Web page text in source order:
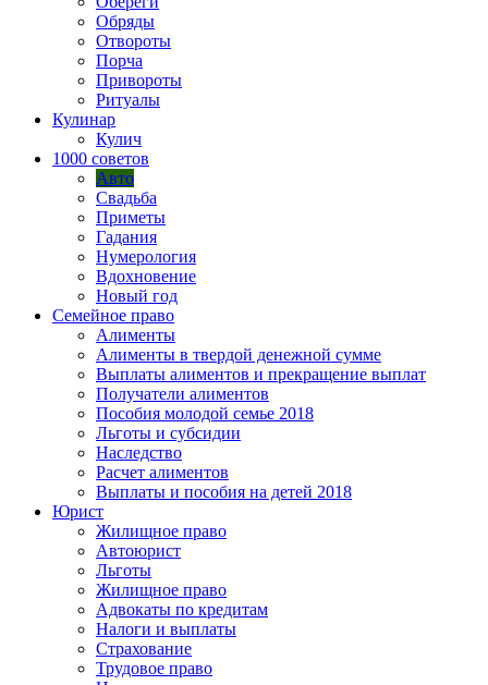
Обряды
Отвороты
Порча
Привороты
Ритуалы
Кулинар
Кулич
1000 советов
Авто
Свадьба
Приметы
Гадания
Нумерология
Вдохновение
Новый год
Семейное право
Алименты
Алименты в твердой денежной сумме
Выплаты алиментов и прекращение выплат
Получатели алиментов
Пособия молодой семье 2018
Льготы и субсидии
Наследство
Расчет алиментов
Выплаты и пособия на детей 2018
Юрист
Жилищное право
Автоюрист
Льготы
Жилищное право
Адвокаты по кредитам
Налоги и выплаты
Страхование
Трудовое право